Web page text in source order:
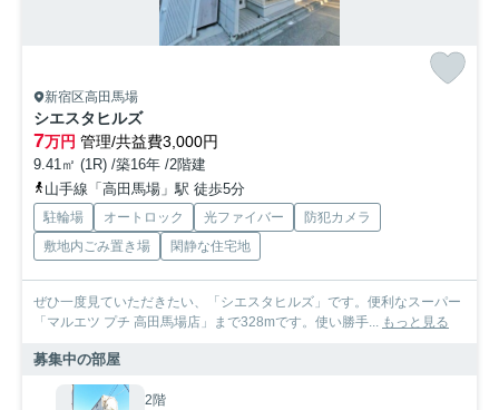
新宿区高田馬場
シエスタヒルズ
7万円 管理/共益費3,000円
9.41㎡ (1R) /築16年 /2階建
山手線「高田馬場」駅 徒歩5分
駐輪場 オートロック 光ファイバー
防犯カメラ
敷地内ごみ置き場
閑静な住宅地
ぜひ一度見ていただきたい、「シエスタヒルズ」です。便利なスーパー
「マルエツ プチ 高田馬場店」まで328mです。使い勝手... もっと見る
募集中の部屋
2階